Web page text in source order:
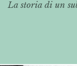
La storia di un